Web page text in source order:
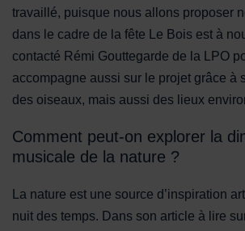
travaillé, puisque nous allons proposer
dans le cadre de la fête Le Bois est à
contacté Rémi Gouttegarde de la LPO
accompagne aussi sur le projet grâce à
des oiseaux, mais aussi des lieux
Comment peut-on explorer la
musicale de la nature ?
La nature est une source d’inspiration
nuit des temps. Dans son article à lire